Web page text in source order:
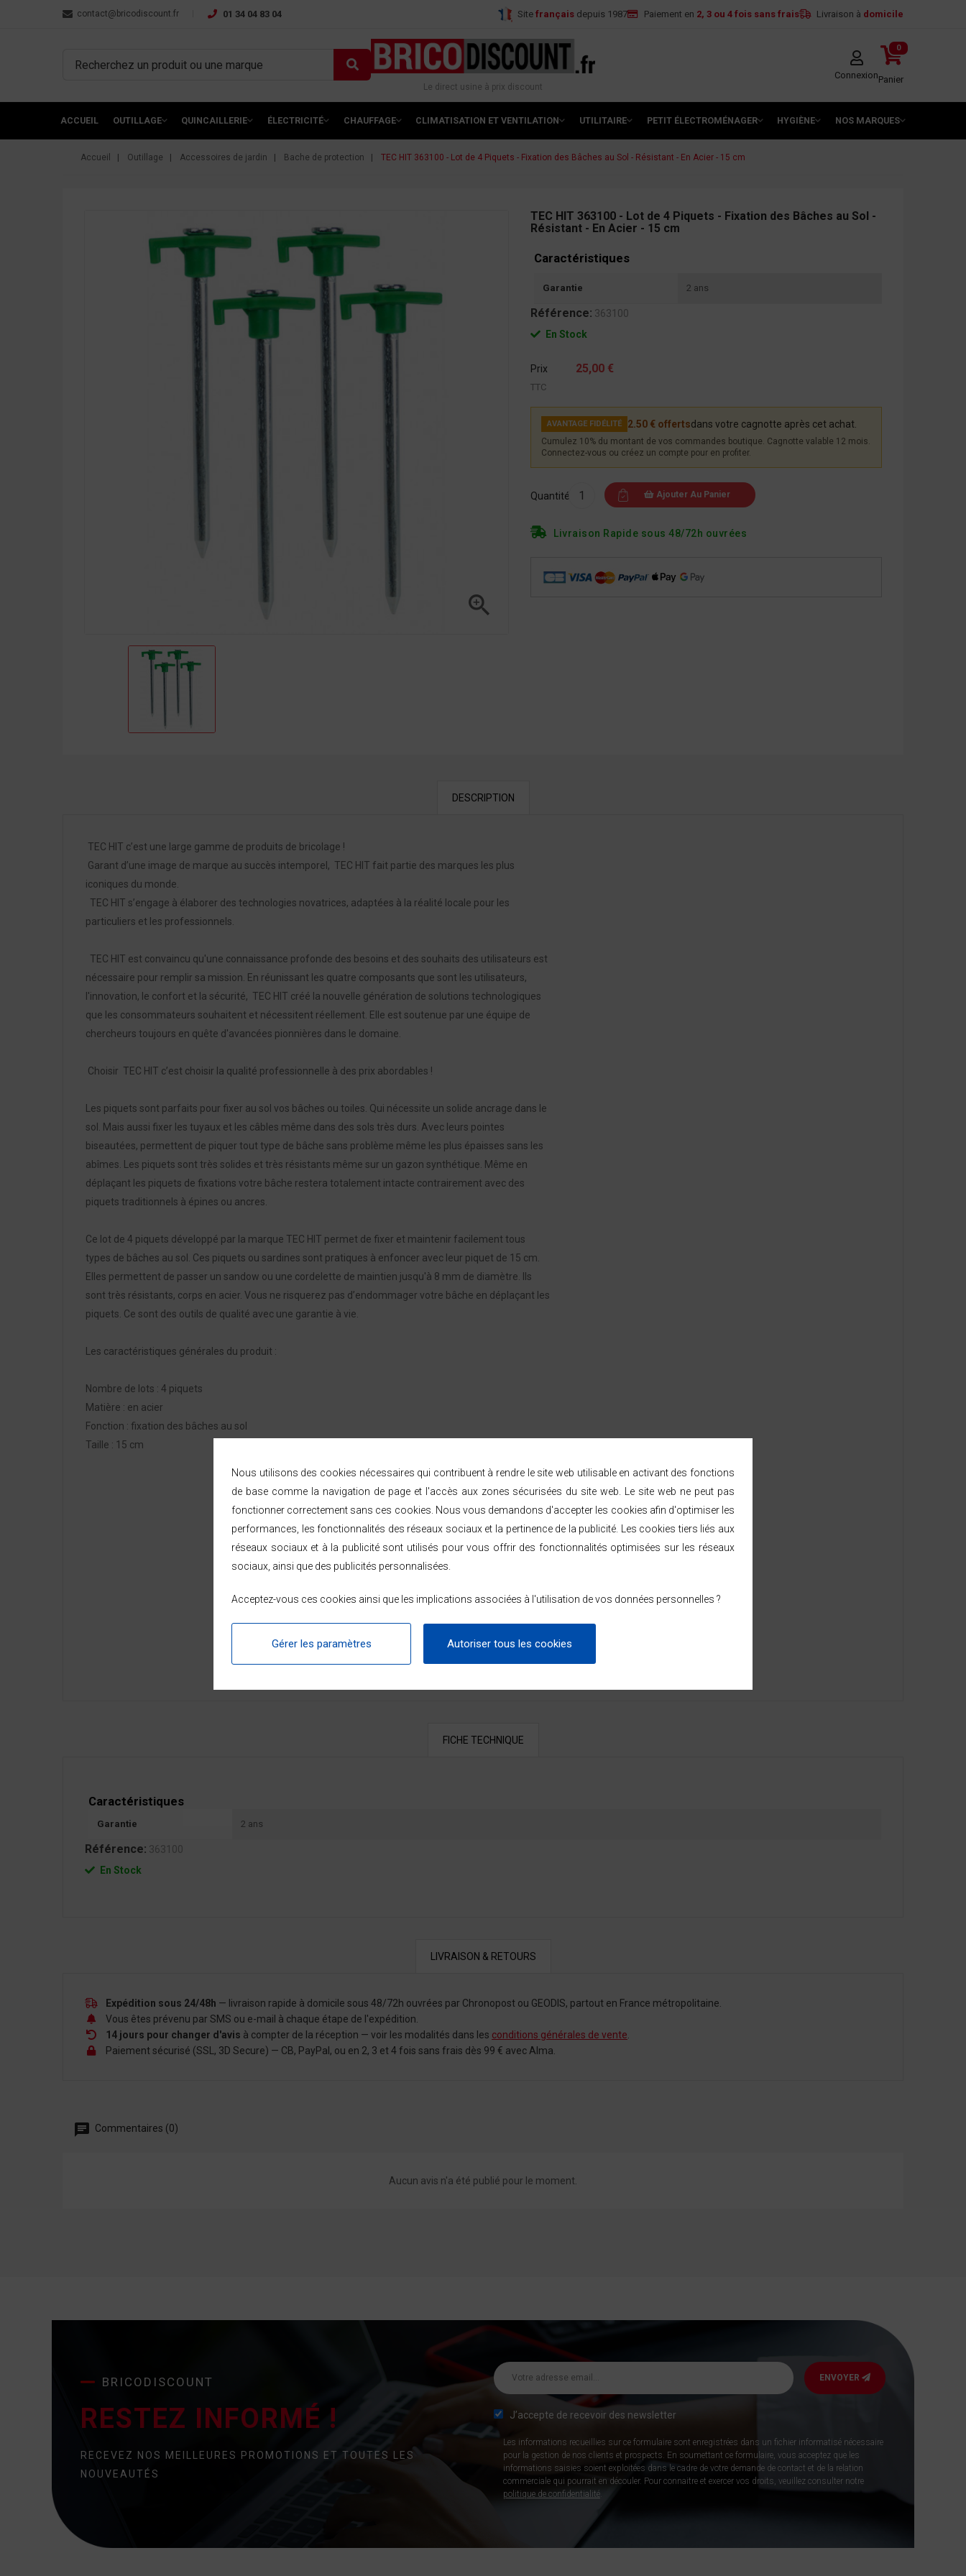
contact@bricodiscount.fr 01 34 04 83 04 Site français depuis 1987 Paiement en 2, 3 ou 4 fois sans frais Livraison à domicile
Le direct usine à prix discount
Connexion
0
Panier
ACCUEIL OUTILLAGE QUINCAILLERIE ÉLECTRICITÉ CHAUFFAGE CLIMATISATION ET VENTILATION UTILITAIRE PETIT ÉLECTROMÉNAGER HYGIÈNE NOS MARQUES
Accueil Outillage Accessoires de jardin Bache de protection TEC HIT 363100 - Lot de 4 Piquets - Fixation des Bâches au Sol - Résistant - En Acier - 15 cm

TEC HIT 363100 - Lot de 4 Piquets - Fixation des Bâches au Sol -
Résistant - En Acier - 15 cm
Caractéristiques
Garantie 2 ans
Référence: 363100
En Stock
Prix 25,00 €
TTC
AVANTAGE FIDÉLITÉ 2.50 € offertsdans votre cagnotte après cet achat.
Cumulez 10% du montant de vos commandes boutique. Cagnotte valable 12 mois.
Connectez-vous ou créez un compte pour en profiter.
Quantité Ajouter Au Panier
Livraison Rapide sous 48/72h ouvrées
DESCRIPTION
TEC HIT c’est une large gamme de produits de bricolage !
Garant d’une image de marque au succès intemporel, TEC HIT fait partie des marques les plus
iconiques du monde.
TEC HIT s’engage à élaborer des technologies novatrices, adaptées à la réalité locale pour les
particuliers et les professionnels.
TEC HIT est convaincu qu'une connaissance profonde des besoins et des souhaits des utilisateurs est
nécessaire pour remplir sa mission. En réunissant les quatre composants que sont les utilisateurs,
l'innovation, le confort et la sécurité, TEC HIT créé la nouvelle génération de solutions technologiques
que les consommateurs souhaitent et nécessitent réellement. Elle est soutenue par une équipe de
chercheurs toujours en quête d'avancées pionnières dans le domaine.
Choisir TEC HIT c’est choisir la qualité professionnelle à des prix abordables !
Les piquets sont parfaits pour fixer au sol vos bâches ou toiles. Qui nécessite un solide ancrage dans le
sol. Mais aussi fixer les tuyaux et les câbles même dans des sols très durs. Avec leurs pointes
biseautées, permettent de piquer tout type de bâche sans problème même les plus épaisses sans les
abîmes. Les piquets sont très solides et très résistants même sur un gazon synthétique. Même en
déplaçant les piquets de fixations votre bâche restera totalement intacte contrairement avec des
piquets traditionnels à épines ou ancres.
Ce lot de 4 piquets développé par la marque TEC HIT permet de fixer et maintenir facilement tous
types de bâches au sol. Ces piquets ou sardines sont pratiques à enfoncer avec leur piquet de 15 cm.
Elles permettent de passer un sandow ou une cordelette de maintien jusqu'à 8 mm de diamètre. Ils
sont très résistants, corps en acier. Vous ne risquerez pas d’endommager votre bâche en déplaçant les
piquets. Ce sont des outils de qualité avec une garantie à vie.
Les caractéristiques générales du produit :
Nombre de lots : 4 piquets
Matière : en acier
Fonction : fixation des bâches au sol
Taille : 15 cm
FICHE TECHNIQUE
Caractéristiques
Garantie 2 ans
Référence: 363100
En Stock
LIVRAISON & RETOURS
Expédition sous 24/48h — livraison rapide à domicile sous 48/72h ouvrées par Chronopost ou GEODIS, partout en France métropolitaine.
Vous êtes prévenu par SMS ou e-mail à chaque étape de l'expédition.
14 jours pour changer d'avis à compter de la réception — voir les modalités dans les conditions générales de vente.
Paiement sécurisé (SSL, 3D Secure) — CB, PayPal, ou en 2, 3 et 4 fois sans frais dès 99 € avec Alma.
Commentaires (0)
Aucun avis n'a été publié pour le moment.
BRICODISCOUNT
RESTEZ INFORMÉ !
RECEVEZ NOS MEILLEURES PROMOTIONS ET TOUTES LES
NOUVEAUTÉS
ENVOYER
J’accepte de recevoir des newsletter
Les informations recueillies sur ce formulaire sont enregistrées dans un fichier informatisé nécessaire
pour la gestion de nos clients et prospects. En soumettant ce formulaire, vous acceptez que les
informations saisies soient exploitées dans le cadre de votre demande de contact et de la relation
commerciale qui pourrait en découler. Pour connaitre et exercer vos droits, veuillez consulter notre
politique de confidentialité
Nous utilisons des cookies nécessaires qui contribuent à rendre le site web utilisable en activant des fonctions
de base comme la navigation de page et l'accès aux zones sécurisées du site web. Le site web ne peut pas
fonctionner correctement sans ces cookies. Nous vous demandons d'accepter les cookies afin d'optimiser les
performances, les fonctionnalités des réseaux sociaux et la pertinence de la publicité. Les cookies tiers liés aux
réseaux sociaux et à la publicité sont utilisés pour vous offrir des fonctionnalités optimisées sur les réseaux
sociaux, ainsi que des publicités personnalisées.
Acceptez-vous ces cookies ainsi que les implications associées à l'utilisation de vos données personnelles ?
Gérer les paramètres Autoriser tous les cookies